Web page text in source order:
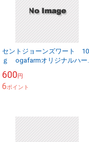
セントジョーンズワート 10
ｇ ogafarmオリジナルハー
600円
6ポイント